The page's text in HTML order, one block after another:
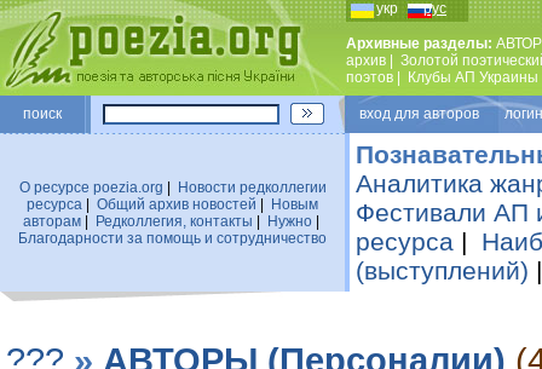
укр рус
Архивные разделы:
архив
Золотой
поэтов
Клубы АП Украины
поиск вход для авторов
О ресурсе poezia.org
Новости редколлегии
ресурса
Общий архив новостей
Новым
авторам| Редколлегия, контакты Нужно|
Благодарности за помощь и сотрудничество
Аналитика
Фестивали АП
ресурса |
(выступлений)
??? » АВТОРЫ (Персоналии)